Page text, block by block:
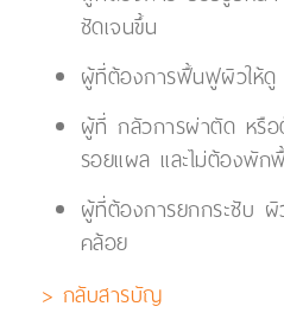
ชัดเจนขึ้น
ผู้ที่ต้องการฟื้นฟูผิวให้
ผู้ที่ กลัวการผ่าตัด หรือ
รอยแผล และไม่ต้องพัก
ผู้ที่ต้องการยกกระชับ
คล้อย
> กลับสารบัญ